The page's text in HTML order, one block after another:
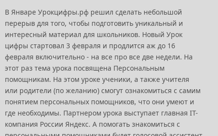
В Январе Урокцифры.рф решил сделать небольшой
перерыв для того, чтобы подготовить уникальный и
интересный материал для школьников. Новый Урок
цифры стартовал 3 февраля и продлится аж до 16
февраля включительно - на все про все две недели. На
этот раз тема урока посвящена Персональным
помощникам. На этом уроке ученики, а также учителя
или родители (по желанию) смогут ознакомиться с самим
понятием персональных помощников, что они умеют и
где необходимы. Партнером урока выступает главная IT-
компания России Яндекс. А помогать знакомиться с